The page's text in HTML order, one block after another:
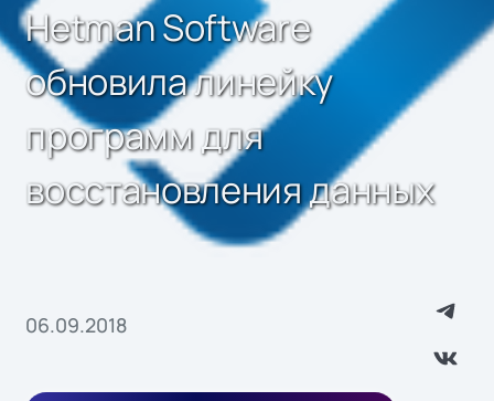
Hetman Software
обновила линейку
программ для
восстановления данных
06.09.2018